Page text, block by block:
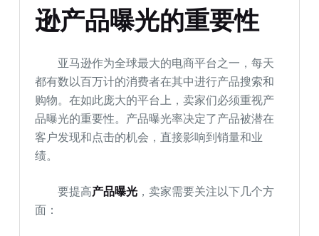
逊产品曝光的重要性
亚马逊作为全球最大的电商平台之一，每天
都有数以百万计的消费者在其中进行产品搜索和
购物。在如此庞大的平台上，卖家们必须重视产
品曝光的重要性。产品曝光率决定了产品被潜在
客户发现和点击的机会，直接影响到销量和业
绩。
要提高产品曝光 ，卖家需要关注以下几个方
面：